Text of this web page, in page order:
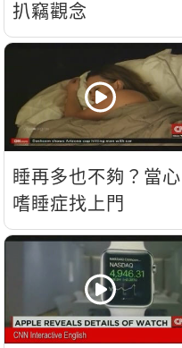
扒竊觀念
睡再多也不夠？當心
嗜睡症找上門